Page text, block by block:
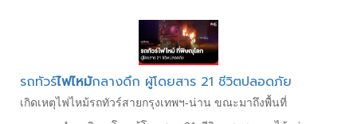
รถทัวร์ไฟไหม้กลางดึก ผู้โดยสาร 21 ชีวิตปลอดภัย
เกิดเหตุไฟไหม้รถทัวร์สายกรุงเทพฯ-น่าน ขณะมาถึงพื้นที่